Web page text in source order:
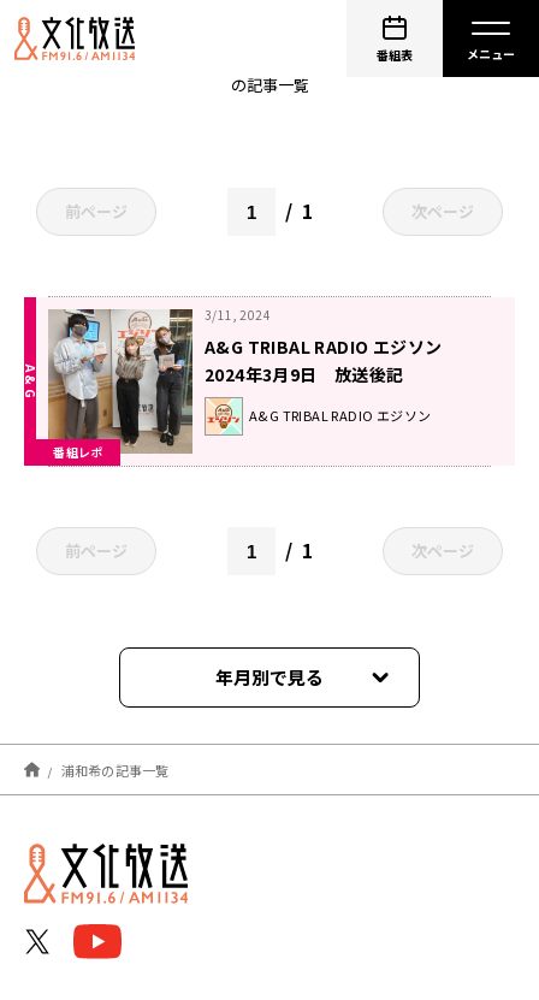
番組表
の記事一覧
前ページ 1 次ページ
番組レポ
3/11, 2024
A&G TRIBAL RADIO エジソン
2024年3月9日 放送後記
A&G TRIBAL RADIO エジソン
前ページ 1 次ページ
年月別で見る
2026年03月
2026年02月
2025年01月
浦和希の記事一覧